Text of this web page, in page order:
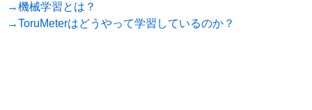
→機械学習とは？
→ToruMeterはどうやって学習しているのか？